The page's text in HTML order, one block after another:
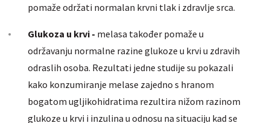
pomaže održati normalan krvni tlak i zdravlje srca.
Glukoza u krvi - melasa također pomaže u
održavanju normalne razine glukoze u krvi u zdravih
odraslih osoba. Rezultati jedne studije su pokazali
kako konzumiranje melase zajedno s hranom
bogatom ugljikohidratima rezultira nižom razinom
glukoze u krvi i inzulina u odnosu na situaciju kad se